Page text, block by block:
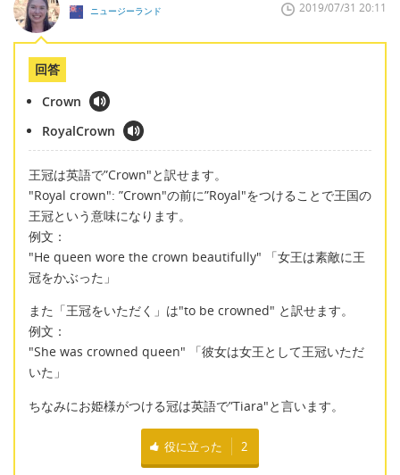
ニュージーランド 2019/07/31 20:11
回答
Crown
RoyalCrown
王冠は英語で”Crown"と訳せます。
"Royal crown": ”Crown"の前に”Royal"をつけることで王国の
王冠という意味になります。
例文：
"He queen wore the crown beautifully" 「女王は素敵に王
冠をかぶった」
また「王冠をいただく」は"to be crowned" と訳せます。
例文：
"She was crowned queen" 「彼女は女王として王冠いただ
いた」
ちなみにお姫様がつける冠は英語で”Tiara"と言います。
役に立った 2